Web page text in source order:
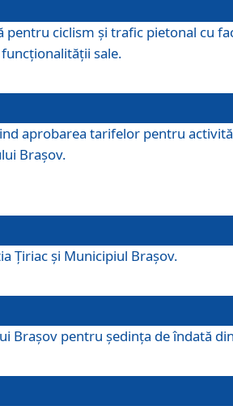
ciclism şi trafic pietonal cu
sale.
aprobarea tarifelor pentru
Brașov.
Țiriac și Municipiul Brașov.
Braşov pentru ședința de îndată